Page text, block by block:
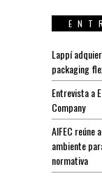
Lappí
packaging
Entrevista a
Company
AIFEC reúne
ambiente
normativa